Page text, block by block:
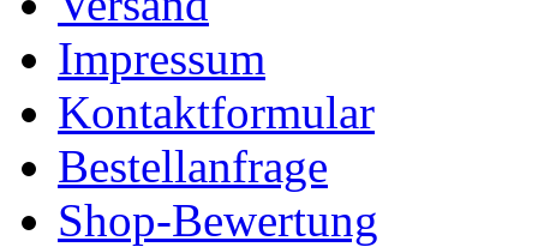
Impressum
Kontaktformular
Bestellanfrage
Shop-Bewertung